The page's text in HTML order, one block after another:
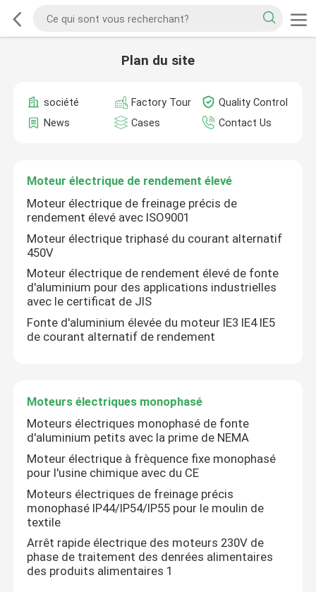
Plan du site
société Factory Tour
Quality Control
News
Cases Contact Us
Moteur électrique de rendement élevé
Moteur électrique de freinage précis de
rendement élevé avec ISO9001
Moteur électrique triphasé du courant alternatif
450V
Moteur électrique de rendement élevé de fonte
d'aluminium pour des applications industrielles
avec le certificat de JIS
Fonte d'aluminium élevée du moteur IE3 IE4 IE5
de courant alternatif de rendement
Moteurs électriques monophasé
Moteurs électriques monophasé de fonte
d'aluminium petits avec la prime de NEMA
Moteur électrique à frèquence fixe monophasé
pour l'usine chimique avec du CE
Moteurs électriques de freinage précis
monophasé IP44/IP54/IP55 pour le moulin de
textile
Arrêt rapide électrique des moteurs 230V de
phase de traitement des denrées alimentaires
des produits alimentaires 1